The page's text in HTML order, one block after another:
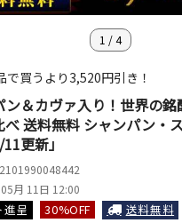
1 /4
で買うより3,520円引き！
ン＆カヴァ入り！世界の
べ 送料無料 シャンパン・
更新」
月 11日 12:00
進呈 30%OFF 送料無料